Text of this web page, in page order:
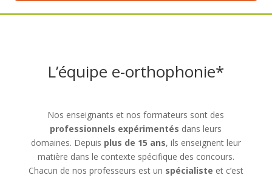
L’équipe e-orthophonie*
Nos enseignants et nos formateurs sont des
professionnels expérimentés dans leurs
domaines. Depuis plus de 15 ans, ils enseignent leur
matière dans le contexte spécifique des concours.
Chacun de nos professeurs est un spécialiste et c’est